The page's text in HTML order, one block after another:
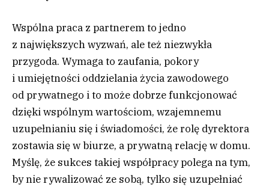
Wspólna praca z partnerem to jedno
z największych wyzwań, ale też niezwykła
przygoda. Wymaga to zaufania, pokory
i umiejętności oddzielania życia zawodowego
od prywatnego i to może dobrze funkcjonować
dzięki wspólnym wartościom, wzajemnemu
uzupełnianiu się i świadomości, że rolę dyrektora
zostawia się w biurze, a prywatną relację w domu.
Myślę, że sukces takiej współpracy polega na tym,
by nie rywalizować ze sobą, tylko się uzupełniać